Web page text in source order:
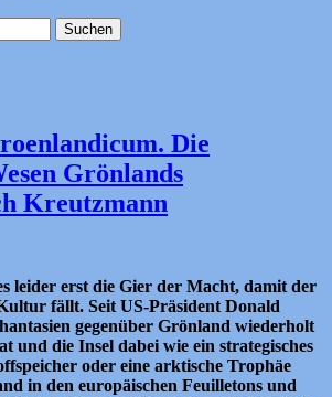
Die
Grönlands
Kreutzmann
leider erst die Gier der Macht, damit der
fällt. Seit US-Präsident Donald
gegenüber Grönland wiederholt
und die Insel dabei wie ein strategisches
oder eine arktische Trophäe
in den europäischen Feuilletons und